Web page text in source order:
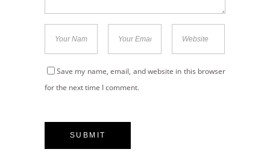
Save my name, email, and website in this browser
for the next time I comment.